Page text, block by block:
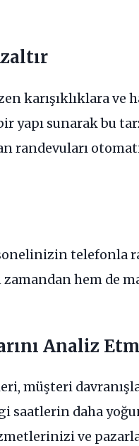
karışıklıklara
yapı sunarak bu
randevuları
telefonla
zamandan hem de
Analiz
müşteri
saatlerin daha
ve